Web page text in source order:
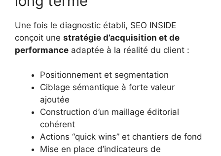
Une fois le diagnostic établi, SEO INSIDE
conçoit une stratégie d’acquisition et de
performance adaptée à la réalité du client :
Positionnement et segmentation
Ciblage sémantique à forte valeur
ajoutée
Construction d’un maillage éditorial
cohérent
Actions “quick wins” et chantiers de fond
Mise en place d’indicateurs de